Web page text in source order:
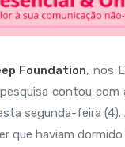
Foundation, nos
contou
segunda-feira
que haviam